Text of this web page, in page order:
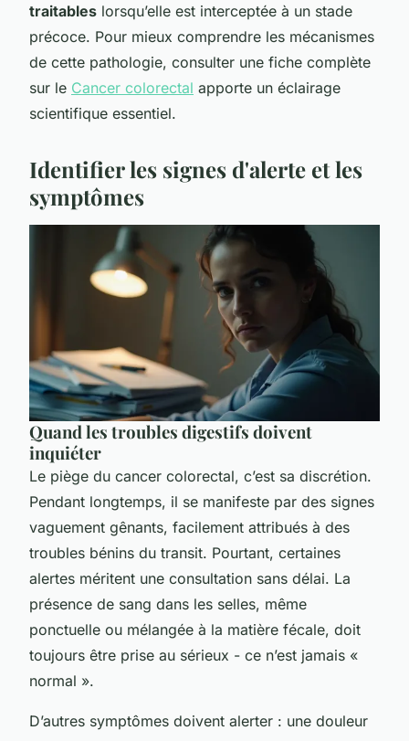
traitables lorsqu’elle est interceptée à un stade
précoce. Pour mieux comprendre les mécanismes
de cette pathologie, consulter une fiche complète
sur le Cancer colorectal apporte un éclairage
scientifique essentiel.
Identifier les signes d'alerte et les
symptômes
Quand les troubles digestifs doivent
inquiéter
Le piège du cancer colorectal, c’est sa discrétion.
Pendant longtemps, il se manifeste par des signes
vaguement gênants, facilement attribués à des
troubles bénins du transit. Pourtant, certaines
alertes méritent une consultation sans délai. La
présence de sang dans les selles, même
ponctuelle ou mélangée à la matière fécale, doit
toujours être prise au sérieux - ce n’est jamais «
normal ».
D’autres symptômes doivent alerter : une douleur